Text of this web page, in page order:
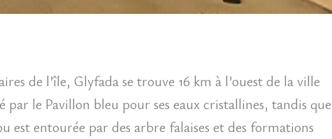
de l’île, Glyfada se trouve 16 km à l’ouest de la ville
le Pavillon bleu pour ses eaux cristallines, tandis que
est entourée par des arbre falaises et des formations